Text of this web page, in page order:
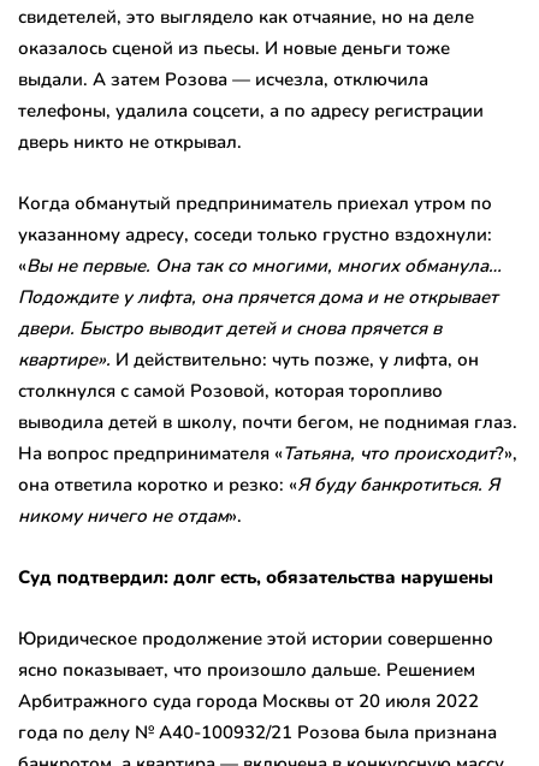
свидетелей, это выглядело как отчаяние, но на деле
оказалось сценой из пьесы. И новые деньги тоже
выдали. А затем Розова — исчезла, отключила
телефоны, удалила соцсети, а по адресу регистрации
дверь никто не открывал.
Когда обманутый предприниматель приехал утром по
указанному адресу, соседи только грустно вздохнули:
«Вы не первые. Она так со многими, многих обманула…
Подождите у лифта, она прячется дома и не открывает
двери. Быстро выводит детей и снова прячется в
квартире». И действительно: чуть позже, у лифта, он
столкнулся с самой Розовой, которая торопливо
выводила детей в школу, почти бегом, не поднимая глаз.
На вопрос предпринимателя «Татьяна, что происходит?»,
она ответила коротко и резко: «Я буду банкротиться. Я
никому ничего не отдам».
Суд подтвердил: долг есть, обязательства нарушены
Юридическое продолжение этой истории совершенно
ясно показывает, что произошло дальше. Решением
Арбитражного суда города Москвы от 20 июля 2022
года по делу № А40-100932/21 Розова была признана